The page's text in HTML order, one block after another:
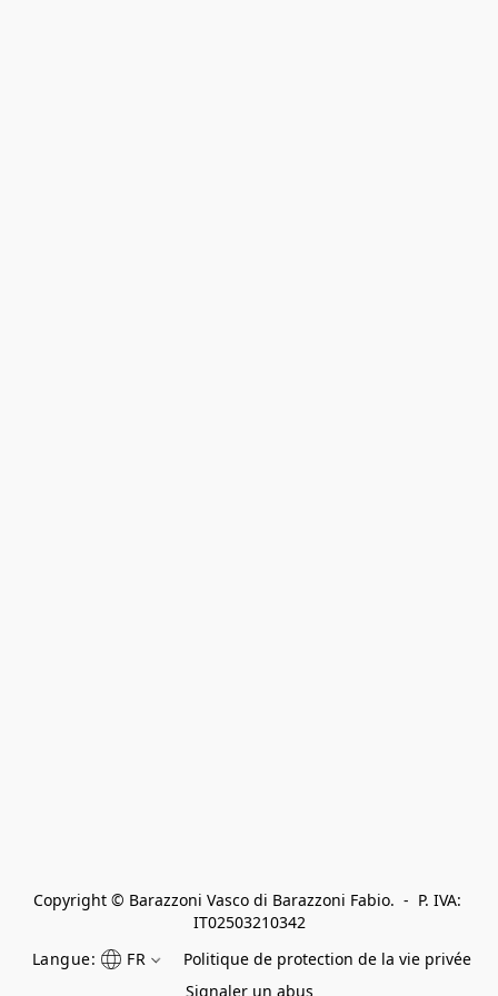
Copyright © Barazzoni Vasco di Barazzoni Fabio.  -  P. IVA:
IT02503210342
Langue:
FR
Politique de protection de la vie privée
Signaler un abus